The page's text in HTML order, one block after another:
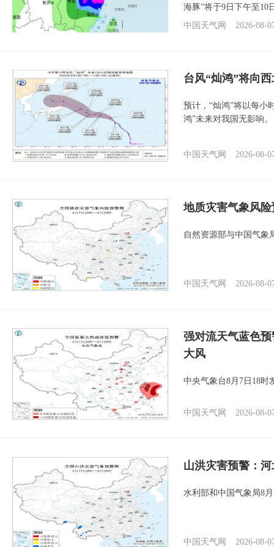
海豚”将于9日下午至10
中国天气网
2026-08-
台风“灿鸿”将向
预计，“灿鸿”将以每小
鸿”未来对我国无影响。
中国天气网 2026-08-
地质灾害气象风
自然资源部与中国气象
中国天气网 2026-08-
强对流天气蓝色
大风
中央气象台8月7日18时
中国天气网 2026-08-
山洪灾害预警：
水利部和中国气象局8
中国天气网 2026-08-